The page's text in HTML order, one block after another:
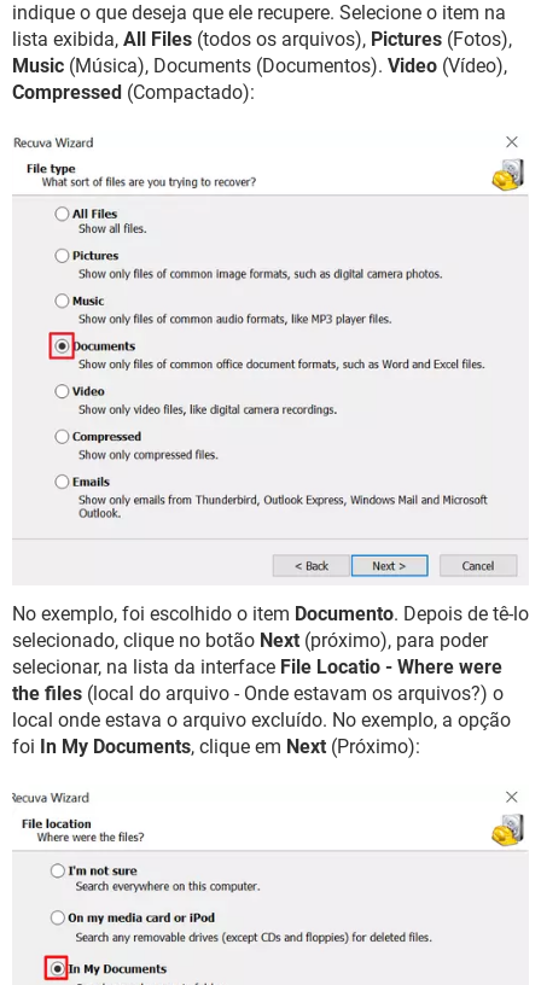
indique o que deseja que ele recupere. Selecione o item na
lista exibida, All Files (todos os arquivos), Pictures (Fotos),
Music (Música), Documents (Documentos). Video (Vídeo),
Compressed (Compactado):
No exemplo, foi escolhido o item Documento. Depois de tê-lo
selecionado, clique no botão Next (próximo), para poder
selecionar, na lista da interface File Locatio - Where were
the files (local do arquivo - Onde estavam os arquivos?) o
local onde estava o arquivo excluído. No exemplo, a opção
foi In My Documents, clique em Next (Próximo):